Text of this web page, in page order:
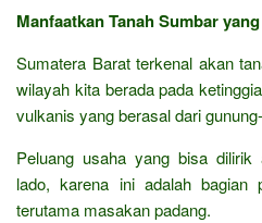
Manfaatkan Tanah Sumbar
Sumatera Barat terkenal akan
wilayah kita berada pada
vulkanis yang berasal dari
Peluang usaha yang bisa
lado, karena ini adalah bagian
terutama masakan padang.